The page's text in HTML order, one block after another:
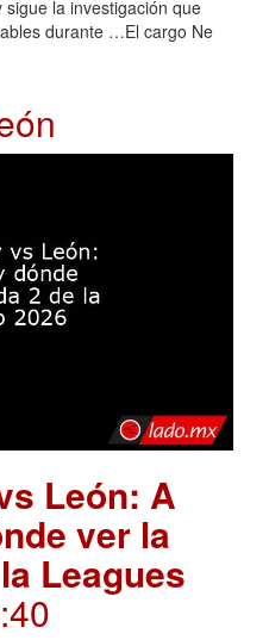
la investigación que
durante …El cargo Ne
León: A
ver la
Leagues